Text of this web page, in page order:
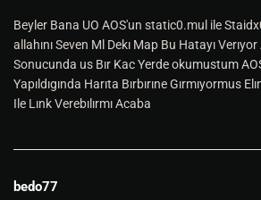
Beyler Bana UO AOS'un static0.mul ile
allahını Seven Ml Dekı Map Bu Hatayı
Sonucunda us Bır Kac Yerde okumustum
Yapıldıgında Harıta Bırbırıne Gırmıyormus
Ile Lınk Verebılırmı Acaba
bedo77